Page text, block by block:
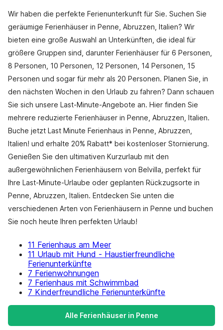
Wir haben die perfekte Ferienunterkunft für Sie. Suchen Sie
geräumige Ferienhäuser in Penne, Abruzzen, Italien? Wir
bieten eine große Auswahl an Unterkünften, die ideal für
größere Gruppen sind, darunter Ferienhäuser für 6 Personen,
8 Personen, 10 Personen, 12 Personen, 14 Personen, 15
Personen und sogar für mehr als 20 Personen. Planen Sie, in
den nächsten Wochen in den Urlaub zu fahren? Dann schauen
Sie sich unsere Last-Minute-Angebote an. Hier finden Sie
mehrere reduzierte Ferienhäuser in Penne, Abruzzen, Italien.
Buche jetzt Last Minute Ferienhaus in Penne, Abruzzen,
Italien! und erhalte 20% Rabatt* bei kostenloser Stornierung.
Genießen Sie den ultimativen Kurzurlaub mit den
außergewöhnlichen Ferienhäusern von Belvilla, perfekt für
Ihre Last-Minute-Urlaube oder geplanten Rückzugsorte in
Penne, Abruzzen, Italien. Entdecken Sie unten die
verschiedenen Arten von Ferienhäusern in Penne und buchen
Sie noch heute Ihren perfekten Urlaub!
11 Ferienhaus am Meer
11 Urlaub mit Hund - Haustierfreundliche
Ferienunterkünfte
7 Ferienwohnungen
7 Ferienhaus mit Schwimmbad
7 Kinderfreundliche Ferienunterkünfte
Alle Ferienhäuser in Penne